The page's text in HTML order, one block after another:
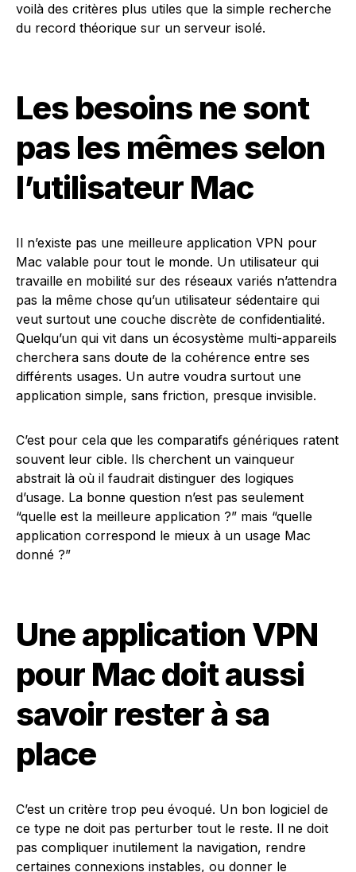
voilà des critères plus utiles que la simple recherche
du record théorique sur un serveur isolé.
Les besoins ne sont
pas les mêmes selon
l’utilisateur Mac
Il n’existe pas une meilleure application VPN pour
Mac valable pour tout le monde. Un utilisateur qui
travaille en mobilité sur des réseaux variés n’attendra
pas la même chose qu’un utilisateur sédentaire qui
veut surtout une couche discrète de confidentialité.
Quelqu’un qui vit dans un écosystème multi-appareils
cherchera sans doute de la cohérence entre ses
différents usages. Un autre voudra surtout une
application simple, sans friction, presque invisible.
C’est pour cela que les comparatifs génériques ratent
souvent leur cible. Ils cherchent un vainqueur
abstrait là où il faudrait distinguer des logiques
d’usage. La bonne question n’est pas seulement
“quelle est la meilleure application ?” mais “quelle
application correspond le mieux à un usage Mac
donné ?”
Une application VPN
pour Mac doit aussi
savoir rester à sa
place
C’est un critère trop peu évoqué. Un bon logiciel de
ce type ne doit pas perturber tout le reste. Il ne doit
pas compliquer inutilement la navigation, rendre
certaines connexions instables, ou donner le